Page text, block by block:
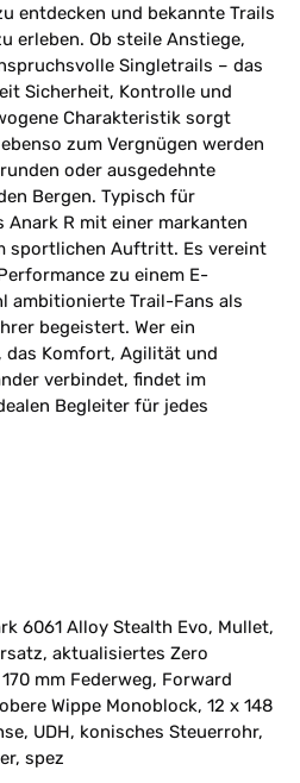
entdecken und bekannte Trails
erleben. Ob steile Anstiege,
Singletrails – das
Sicherheit, Kontrolle und
Charakteristik sorgt
zum Vergnügen werden
oder ausgedehnte
Bergen. Typisch für
Anark R mit einer markanten
sportlichen Auftritt. Es vereint
zu einem E-
ambitionierte Trail-Fans als
begeistert. Wer ein
das Komfort, Agilität und
verbindet, findet im
Begleiter für jedes
6061 Alloy Stealth Evo, Mullet,
aktualisiertes Zero
mm Federweg, Forward
Wippe Monoblock, 12 x 148
UDH, konisches Steuerrohr,
spez